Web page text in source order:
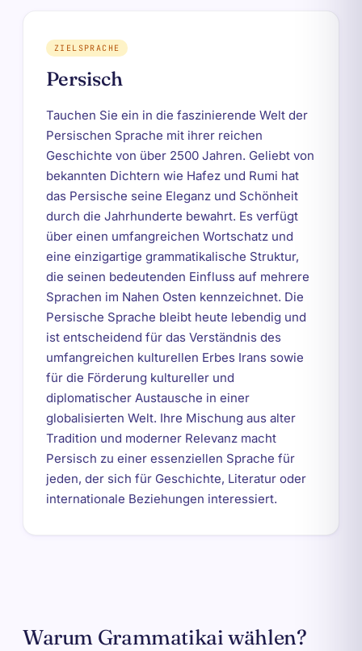
ZIELSPRACHE
Persisch
Tauchen Sie ein in die faszinierende Welt der
Persischen Sprache mit ihrer reichen
Geschichte von über 2500 Jahren. Geliebt von
bekannten Dichtern wie Hafez und Rumi hat
das Persische seine Eleganz und Schönheit
durch die Jahrhunderte bewahrt. Es verfügt
über einen umfangreichen Wortschatz und
eine einzigartige grammatikalische Struktur,
die seinen bedeutenden Einfluss auf mehrere
Sprachen im Nahen Osten kennzeichnet. Die
Persische Sprache bleibt heute lebendig und
ist entscheidend für das Verständnis des
umfangreichen kulturellen Erbes Irans sowie
für die Förderung kultureller und
diplomatischer Austausche in einer
globalisierten Welt. Ihre Mischung aus alter
Tradition und moderner Relevanz macht
Persisch zu einer essenziellen Sprache für
jeden, der sich für Geschichte, Literatur oder
internationale Beziehungen interessiert.
Warum Grammatikai wählen?